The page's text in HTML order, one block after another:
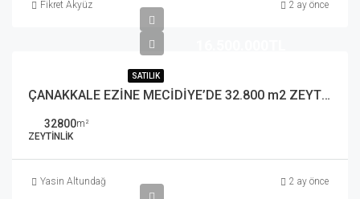
Fikret Akyüz 2 ay önce
SATILIK
ÇANAKKALE EZİNE MECİDİYE’DE 32.800 m2 ZEYTİNLİK
32800m²
ZEYTINLIK
Yasin Altundağ 2 ay önce